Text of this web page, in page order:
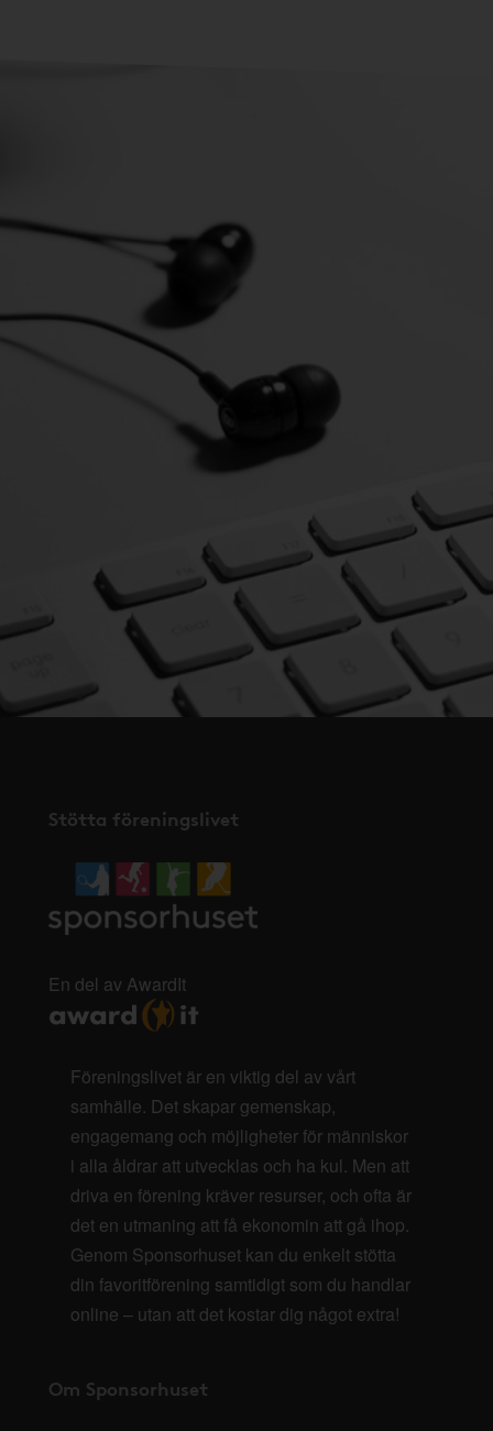
Stötta föreningslivet
En del av AwardIt
Föreningslivet är en viktig del av vårt
samhälle. Det skapar gemenskap,
engagemang och möjligheter för människor
i alla åldrar att utvecklas och ha kul. Men att
driva en förening kräver resurser, och ofta är
det en utmaning att få ekonomin att gå ihop.
Genom Sponsorhuset kan du enkelt stötta
din favoritförening samtidigt som du handlar
online – utan att det kostar dig något extra!
Om Sponsorhuset